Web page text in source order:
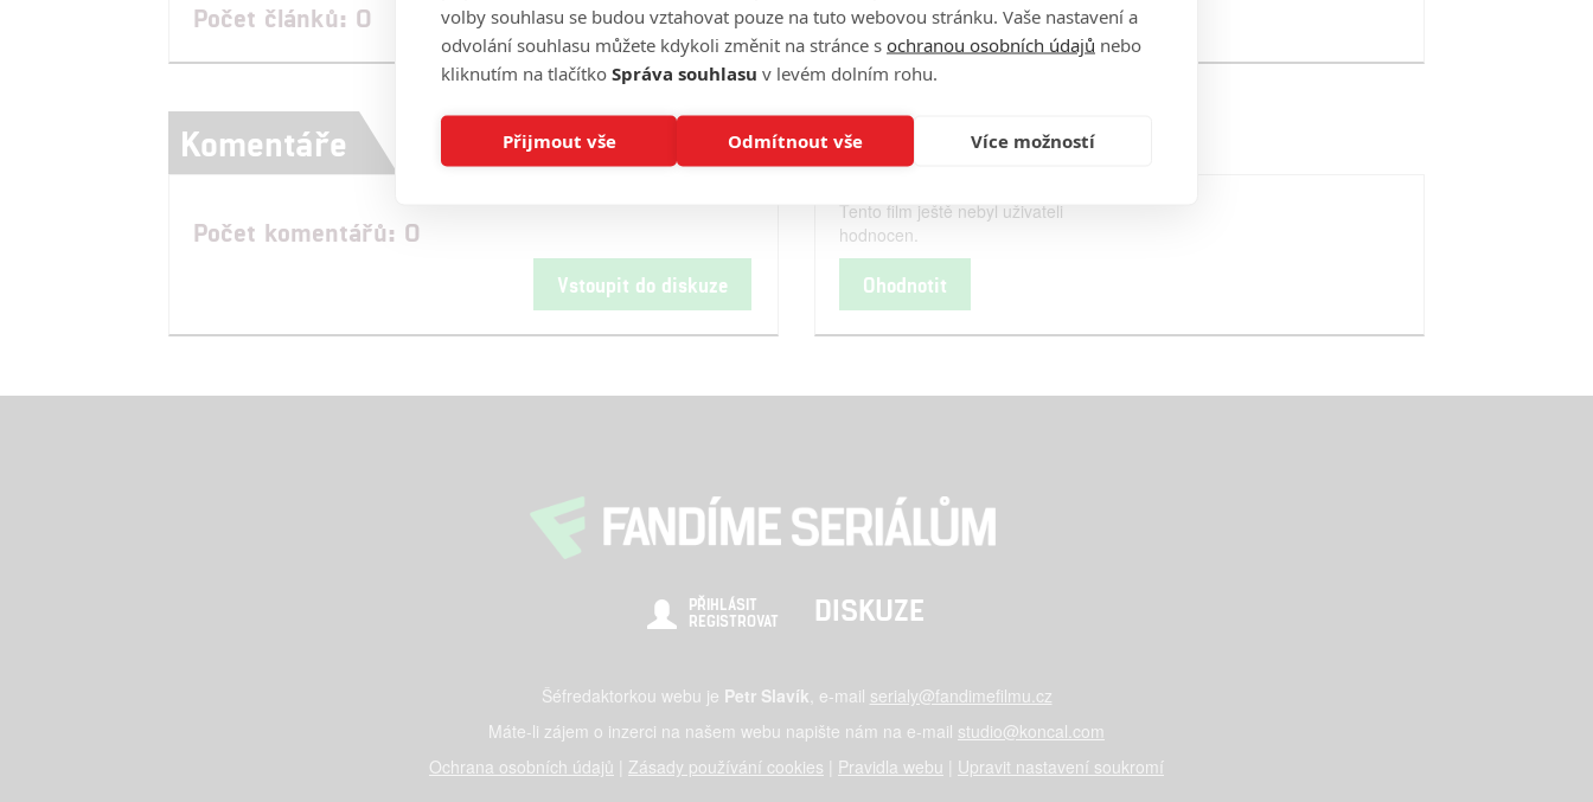
Počet článků: 0 Počet videií: 0
Komentáře
Počet komentářů: 0
Vstoupit do diskuze
Hodnocení
Tento film ještě nebyl uživateli
hodnocen.
Ohodnotit
PŘIHLÁSIT
REGISTROVAT
DISKUZE
Šéfredaktorkou webu je Petr Slavík, e-mail serialy@fandimefilmu.cz
Máte-li zájem o inzerci na našem webu napište nám na e-mail studio@koncal.com
Ochrana osobních údajů
Zásady používání cookies Pravidla webu Upravit nastavení soukromí
volby souhlasu se budou vztahovat pouze na tuto webovou stránku. Vaše nastavení a
odvolání souhlasu můžete kdykoli změnit na stránce s ochranou osobních údajů nebo
kliknutím na tlačítko Správa souhlasu v levém dolním rohu.
Přijmout vše Odmítnout vše Více možností